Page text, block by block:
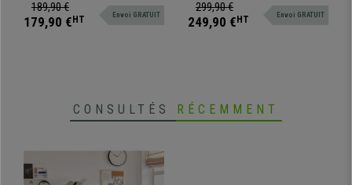
compartiment, pour entreprise,
usine, salle de sport ou boutique,
189,90 €
179,90 € HT Envoi GRATUIT
0.6 mm, Portes Coulissantes, Gris
ou Blanc
299,90 €
249,90 € HT Envoi GRATUIT
CONSULTÉS RÉCEMMENT